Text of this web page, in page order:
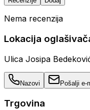
Nema recenzija
Lokacija
Ulica Josipa
Nazovi Pošalji e-
Trgovina